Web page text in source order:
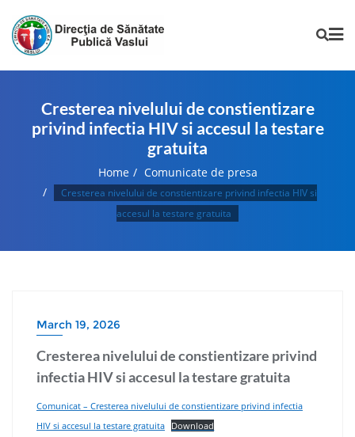
Cresterea nivelului de constientizare
privind infectia HIV si accesul la testare
gratuita
Home Comunicate de presa
Cresterea nivelului de constientizare privind infectia HIV si
accesul la testare gratuita
March 19, 2026
Cresterea nivelului de constientizare privind
infectia HIV si accesul la testare gratuita
Comunicat – Cresterea nivelului de constientizare privind infectia
HIV si accesul la testare gratuita Download